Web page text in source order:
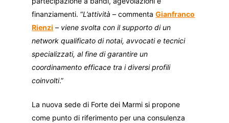
finanziamenti. “L’attività – commentaGianfranco
Rienzi – viene svolta con il supporto di un
network qualificato di notai, avvocati e tecnici
specializzati, al fine di garantire un
coordinamento efficace tra i diversi profili
coinvolti.”
La nuova sede di Forte dei Marmi si propone
come punto di riferimento per una consulenza